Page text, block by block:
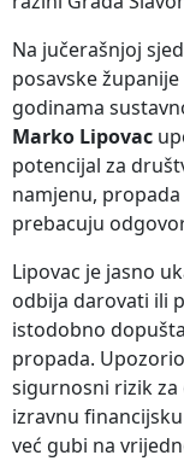
Na jučerašnjoj
posavske
godinama
Marko Lipovac
potencijal za
namjenu,
prebacuju
Lipovac je jasno
odbija darovati ili
istodobno
propada.
sigurnosni rizik za
izravnu
već gubi na